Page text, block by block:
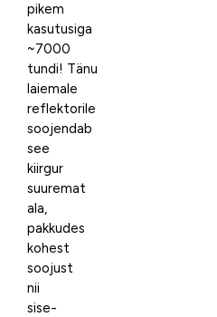
pikem
kasutusiga
~7000
tundi! Tänu
laiemale
reflektorile
soojendab
see
kiirgur
suuremat
ala,
pakkudes
kohest
soojust
nii
sise-